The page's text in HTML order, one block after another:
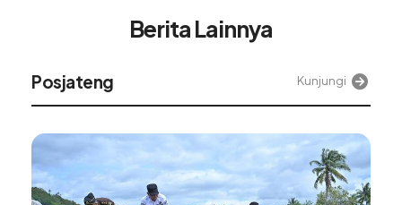
Berita Lainnya
Posjateng Kunjungi